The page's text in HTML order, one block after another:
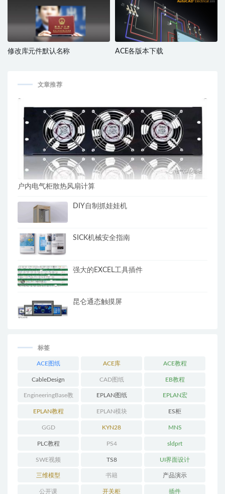
修改库元件默认名称 ACE各版本下载
文章推荐
户内电气柜散热风扇计算
DIY自制抓娃娃机
SICK机械安全指南
强大的EXCEL工具插件
昆仑通态触摸屏
标签
ACE图纸 ACE库 ACE教程
CableDesign CAD图纸 EB教程
EngineeringBase教
程
EPLAN图纸 EPLAN宏
EPLAN教程 EPLAN模块 ES柜
GGD KYN28 MNS
PLC教程 PS4 sldprt
SWE视频 TS8 UI界面设计
三维模型 书籍 产品演示
公开课 开关柜 插件